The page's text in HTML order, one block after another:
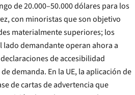
minoristas que son objetivo
materialmente superiores; los
de accesibilidad
demanda. En la UE, la aplicación de
de cartas de advertencia que